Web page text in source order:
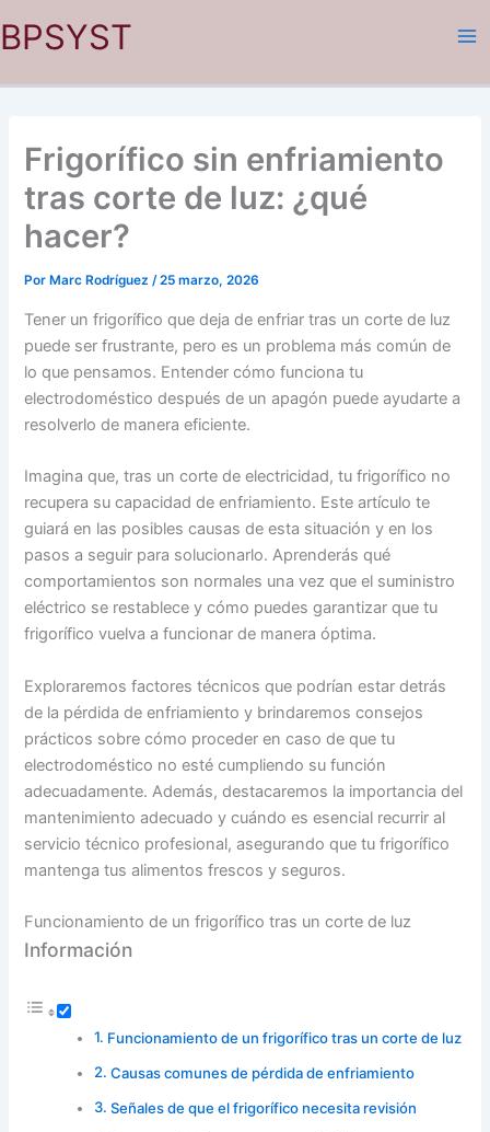
al
BPSYST
Frigorífico sin enfriamiento
tras corte de luz: ¿qué
hacer?
Por Marc Rodríguez/25 marzo, 2026
Tener un frigorífico que deja de enfriar tras un corte de luz
puede ser frustrante, pero es un problema más común de
lo que pensamos. Entender cómo funciona tu
electrodoméstico después de un apagón puede ayudarte a
resolverlo de manera eficiente.
Imagina que, tras un corte de electricidad, tu frigorífico no
recupera su capacidad de enfriamiento. Este artículo te
guiará en las posibles causas de esta situación y en los
pasos a seguir para solucionarlo. Aprenderás qué
comportamientos son normales una vez que el suministro
eléctrico se restablece y cómo puedes garantizar que tu
frigorífico vuelva a funcionar de manera óptima.
Exploraremos factores técnicos que podrían estar detrás
de la pérdida de enfriamiento y brindaremos consejos
prácticos sobre cómo proceder en caso de que tu
electrodoméstico no esté cumpliendo su función
adecuadamente. Además, destacaremos la importancia del
mantenimiento adecuado y cuándo es esencial recurrir al
servicio técnico profesional, asegurando que tu frigorífico
mantenga tus alimentos frescos y seguros.
Funcionamiento de un frigorífico tras un corte de luz
Información
Funcionamiento de un frigorífico tras un corte de luz
Causas comunes de pérdida de enfriamiento
Señales de que el frigorífico necesita revisión